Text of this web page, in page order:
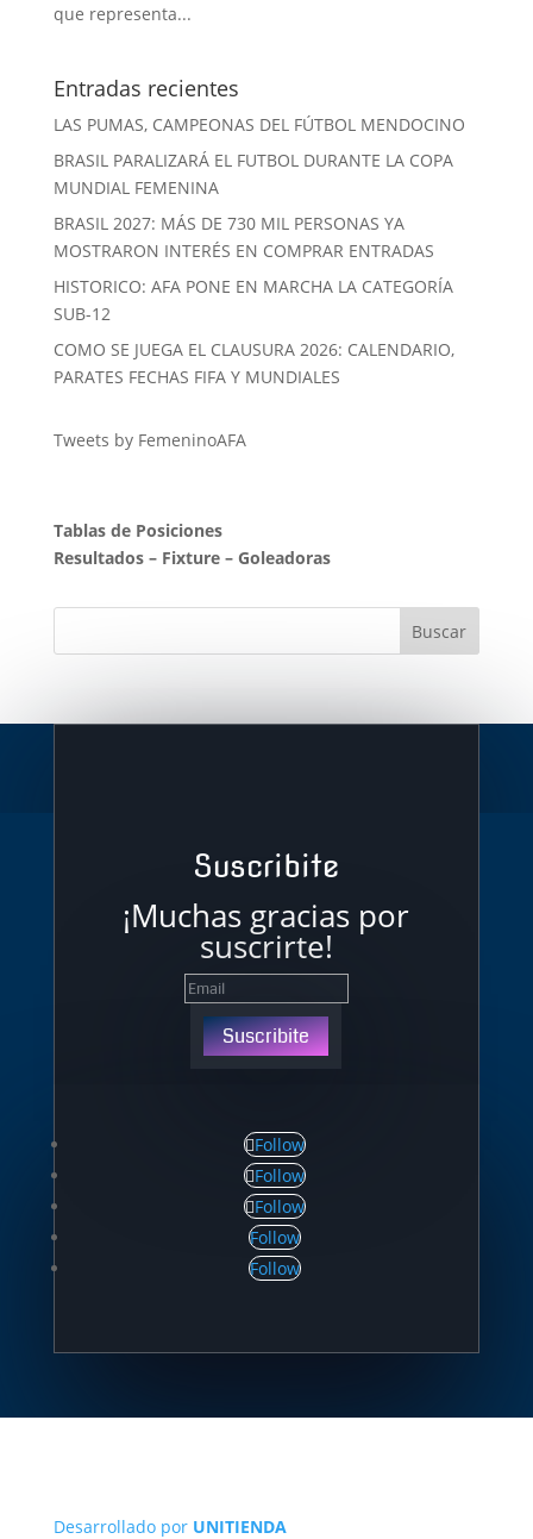
que representa...
Entradas recientes
LAS PUMAS, CAMPEONAS DEL FÚTBOL MENDOCINO
BRASIL PARALIZARÁ EL FUTBOL DURANTE LA COPA
MUNDIAL FEMENINA
BRASIL 2027: MÁS DE 730 MIL PERSONAS YA
MOSTRARON INTERÉS EN COMPRAR ENTRADAS
HISTORICO: AFA PONE EN MARCHA LA CATEGORÍA
SUB-12
COMO SE JUEGA EL CLAUSURA 2026: CALENDARIO,
PARATES FECHAS FIFA Y MUNDIALES
Tweets by FemeninoAFA
Tablas de Posiciones
Resultados– Fixture– Goleadoras
Suscribite
¡Muchas gracias por
suscrirte!
Suscribite
Follow
Follow
Follow
Follow
Follow
Desarrollado por UNITIENDA